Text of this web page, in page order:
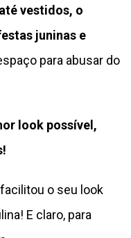
vestidos, o
juninas e
para abusar do
look possível,
o seu look
E claro, para